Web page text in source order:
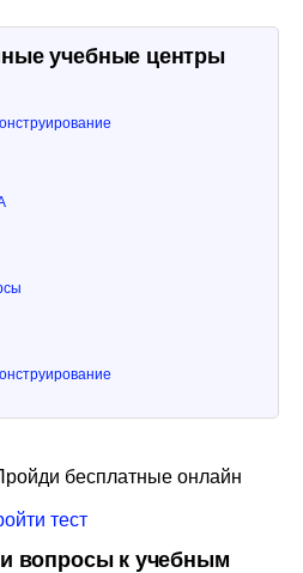
учебные центры
бесплатные онлайн
тест
вопросы к учебным